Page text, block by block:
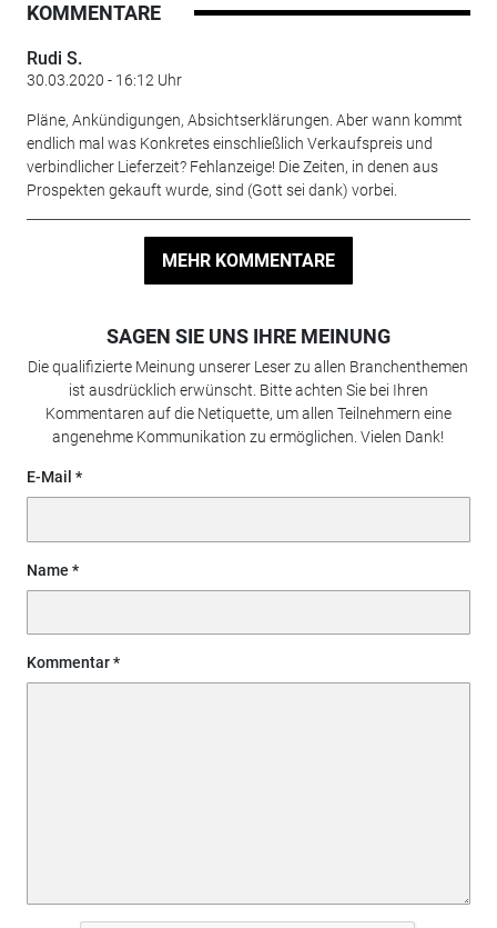
KOMMENTARE
Rudi S.
30.03.2020 - 16:12 Uhr
Pläne, Ankündigungen, Absichtserklärungen. Aber wann kommt
endlich mal was Konkretes einschließlich Verkaufspreis und
verbindlicher Lieferzeit? Fehlanzeige! Die Zeiten, in denen aus
Prospekten gekauft wurde, sind (Gott sei dank) vorbei.
MEHR KOMMENTARE
SAGEN SIE UNS IHRE MEINUNG
Die qualifizierte Meinung unserer Leser zu allen Branchenthemen
ist ausdrücklich erwünscht. Bitte achten Sie bei Ihren
Kommentaren auf die Netiquette, um allen Teilnehmern eine
angenehme Kommunikation zu ermöglichen. Vielen Dank!
E-Mail
Name
Kommentar